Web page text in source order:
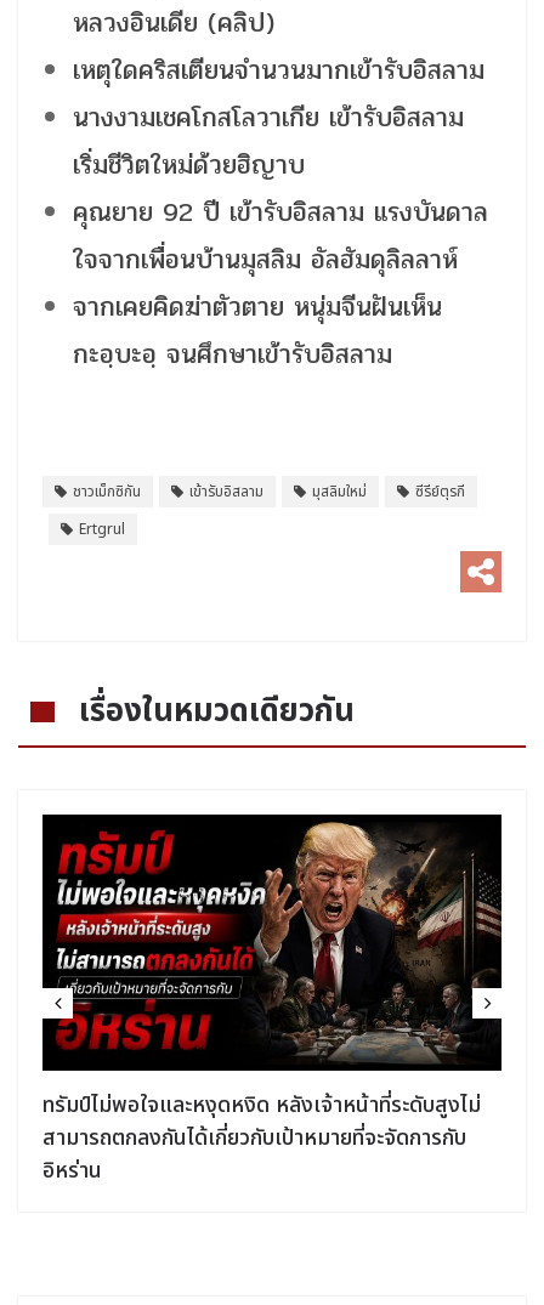
หลวงอินเดีย (คลิป)
เหตุใดคริสเตียนจำนวนมากเข้ารับอิสลาม
นางงามเชคโกสโลวาเกีย เข้ารับอิสลาม
เริ่มชีวิตใหม่ด้วยฮิญาบ
คุณยาย 92 ปี เข้ารับอิสลาม แรงบันดาล
ใจจากเพื่อนบ้านมุสลิม อัลฮัมดุลิลลาห์
จากเคยคิดฆ่าตัวตาย หนุ่มจีนฝันเห็น
กะอฺบะอฺ จนศึกษาเข้ารับอิสลาม
ชาวเม็กซิกัน เข้ารับอิสลาม มุสลิมใหม่
ซีรีย์ตุรกี
Ertgrul
เรื่องในหมวดเดียวกัน
ทรัมป์ไม่พอใจและหงุดหงิด หลังเจ้าหน้าที่ระดับสูงไม่
สามารถตกลงกันได้เกี่ยวกับเป้าหมายที่จะจัดการกับ
อิหร่าน